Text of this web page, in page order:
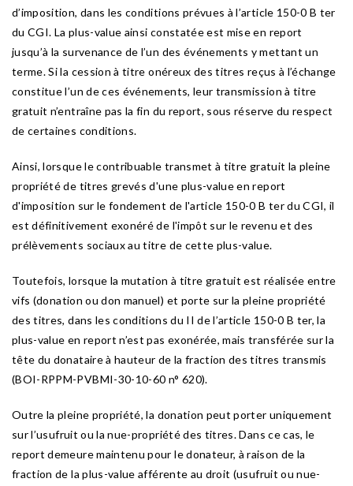
d’imposition, dans les conditions prévues à l’article 150-0 B ter
du CGI. La plus-value ainsi constatée est mise en report
jusqu’à la survenance de l’un des événements y mettant un
terme. Si la cession à titre onéreux des titres reçus à l’échange
constitue l’un de ces événements, leur transmission à titre
gratuit n’entraîne pas la fin du report, sous réserve du respect
de certaines conditions.
Ainsi, lorsque le contribuable transmet à titre gratuit la pleine
propriété de titres grevés d'une plus-value en report
d'imposition sur le fondement de l'article 150-0 B ter du CGI, il
est définitivement exonéré de l'impôt sur le revenu et des
prélèvements sociaux au titre de cette plus-value.
Toutefois, lorsque la mutation à titre gratuit est réalisée entre
vifs (donation ou don manuel) et porte sur la pleine propriété
des titres, dans les conditions du II de l’article 150-0 B ter, la
plus-value en report n’est pas exonérée, mais transférée sur la
tête du donataire à hauteur de la fraction des titres transmis
(BOI-RPPM-PVBMI-30-10-60 n° 620).
Outre la pleine propriété, la donation peut porter uniquement
sur l’usufruit ou la nue-propriété des titres. Dans ce cas, le
report demeure maintenu pour le donateur, à raison de la
fraction de la plus-value afférente au droit (usufruit ou nue-